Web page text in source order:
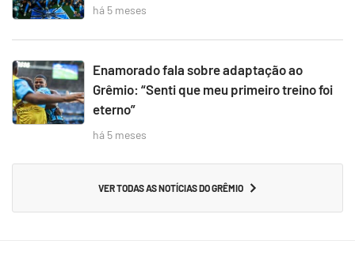
há 5 meses
Enamorado fala sobre adaptação ao
Grêmio: “Senti que meu primeiro treino foi
eterno”
há 5 meses
VER TODAS AS NOTÍCIAS DO GRÊMIO